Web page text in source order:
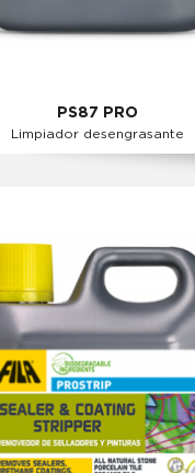
PS87 PRO
Limpiador desengrasante